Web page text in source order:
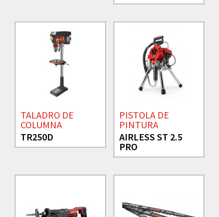
TALADRO DE
COLUMNA
TR250D
PISTOLA DE
PINTURA
AIRLESS ST 2.5
PRO